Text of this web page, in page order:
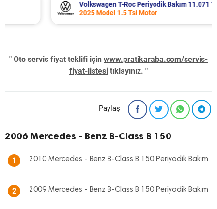
Volkswagen T-Roc Periyodik Bakım 11.071 TL
2025 Model 1.5 Tsi Motor
" Oto servis fiyat teklifi için www.pratikaraba.com/servis-
fiyat-listesi tıklayınız. "
Paylaş
2006 Mercedes - Benz B-Class B 150
1 2010 Mercedes - Benz B-Class B 150 Periyodik Bakım
2 2009 Mercedes - Benz B-Class B 150 Periyodik Bakım